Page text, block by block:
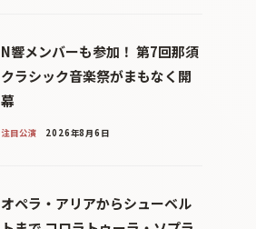
N響メンバーも参加！ 第7回那須
クラシック音楽祭がまもなく開
幕
注目公演 2026年8月6日
オペラ・アリアからシューベル